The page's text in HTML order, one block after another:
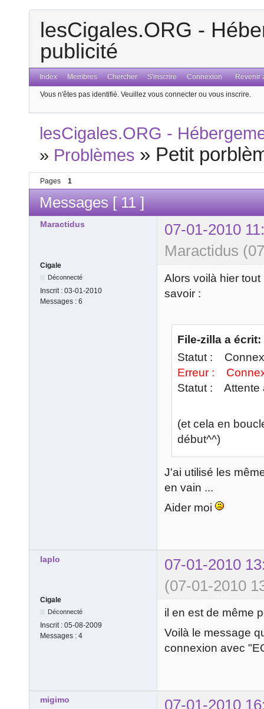
lesCigales.ORG -
publicité
Index Membres Chercher S'inscrire Connexion Revenir
Vous n'êtes pas identifié. Veuillez vous connecter ou vous inscrire.
lesCigales.ORG -
» Problèmes » Petit
Pages 1
Messages [ 11 ]
Maractidus
07-01-2010
Maractidus
Cigale
Déconnecté
Inscrit : 03-01-2010
Messages : 6
Alors voilà hier
savoir :
File-zilla a écrit:
Statut :
Erreur :
Statut : Attente
(et cela en
début^^)
J'ai utilisé les
en vain ...
Aider moi
laplo
07-01-2010
(07-01-2010
Cigale
Déconnecté
Inscrit : 05-08-2009
Messages : 4
il en est de même
Voilà le message
connexion avec
migimo 07-01-2010